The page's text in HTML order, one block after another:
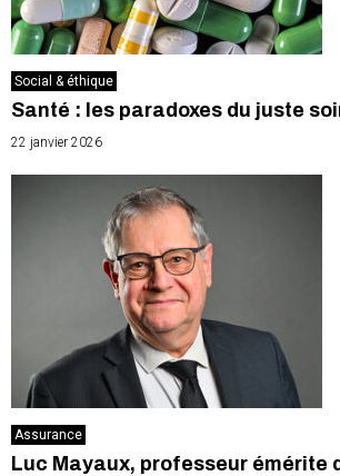
Social & éthique
Santé : les paradoxes du juste
22 janvier 2026
Assurance
Luc Mayaux, professeur émérite